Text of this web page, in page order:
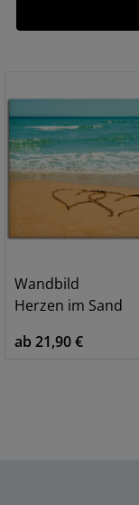
Wandbild
Herzen im Sand
ab 21,90 €